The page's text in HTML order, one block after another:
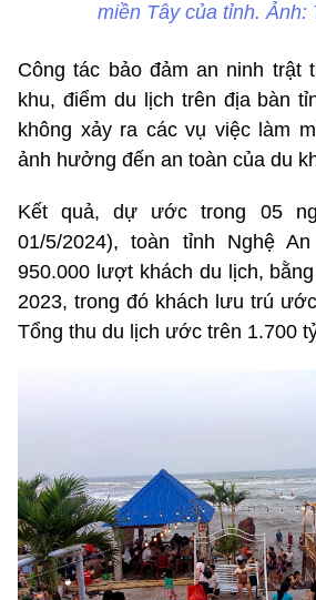
miền Tây của tỉnh. Ảnh:
Công tác bảo đảm an ninh trật
khu, điểm du lịch trên địa bàn
không xảy ra các vụ việc làm
ảnh hưởng đến an toàn của du
Kết quả, dự ước trong 05
01/5/2024), toàn tỉnh Nghệ
950.000 lượt khách du lịch,
2023, trong đó khách lưu trú
Tổng thu du lịch ước trên 1.700